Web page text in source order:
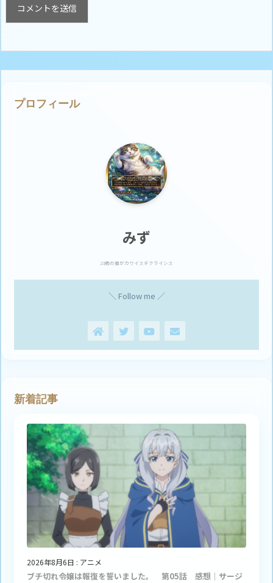
プロフィール
みず
23歳の猫がカワイスギクライシス
＼ Follow me ／
新着記事
2026年8月6日 : アニメ
ブチ切れ令嬢は報復を誓いました。 第05話 感想｜サージ